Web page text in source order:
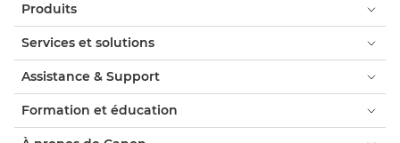
Produits
Services et solutions
Assistance & Support
Formation et éducation